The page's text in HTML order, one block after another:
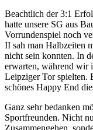
Beachtlich der 3:1
hatte unsere SG aus
Vorrundenspiel noch
II sah man Halbzeiten
nicht sein konnten. In
erwarten, während wir
Leipziger Tor spielten.
schönes Happy End
Ganz sehr bedanken
Sportfreunden. Nicht